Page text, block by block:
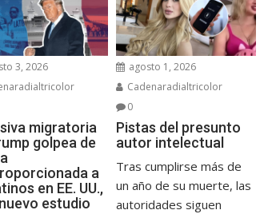
3, 2026
migratoria
golpea de
a
en EE. UU.,
estudio
agosto 1, 2026
Cadenaradialtricolor
0
Pistas del presunto
autor intelectual
Tras cumplirse más de
un año de su muerte, las
autoridades siguen